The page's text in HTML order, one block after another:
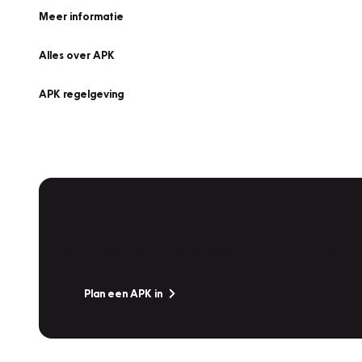
Meer informatie
Alles over APK
APK regelgeving
Plan een APK in